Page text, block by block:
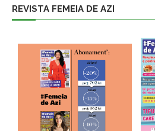
REVISTA FEMEIA DE AZI